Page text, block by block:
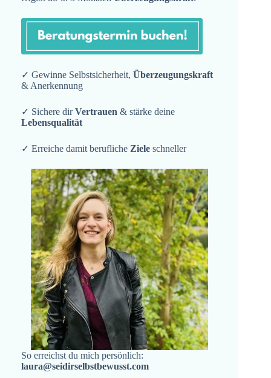
✓ Gewinne Selbstsicherheit, Überzeugungskraft
& Anerkennung
✓ Sichere dirVertrauen & stärke deine
Lebensqualität
✓ Erreiche damit berufliche Ziele schneller
So erreichst du mich persönlich:
laura@seidirselbstbewusst.com